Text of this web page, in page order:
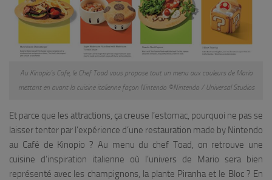
Au Kinopio’s Cafe, le Chef Toad vous propose tout un menu aux couleurs de Mario
mettant en avant la cuisine italienne façon Nintendo ©Nintendo / Universal Studios
Et parce que les attractions, ça creuse l’estomac, pourquoi ne pas se
laisser tenter par l’expérience d’une restauration made by Nintendo
au Café de Kinopio ? Au menu du chef Toad, on retrouve une
cuisine d’inspiration italienne où l’univers de Mario sera bien
représenté avec les champignons, la plante Piranha et le Bloc ? En